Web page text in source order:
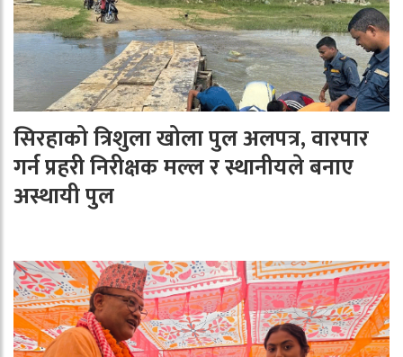
सिरहाको त्रिशुला खोला पुल अलपत्र, वारपार
गर्न प्रहरी निरीक्षक मल्ल र स्थानीयले बनाए
अस्थायी पुल